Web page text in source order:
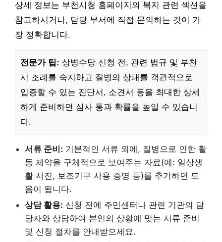
상세 정보는 부천시청 홈페이지의 복지 관련 섹션을
참고하시거나, 담당 부서에 직접 문의하는 것이 가
장 정확합니다.
전문가 팁: 상병수당 신청 전, 관련 법규 및 부천
시 조례를 숙지하고 질병의 상태를 객관적으로
입증할 수 있는 진단서, 소견서 등을 최대한 상세
하게 준비하면 심사 통과 확률을 높일 수 있습니
다.
서류 준비: 기본적인 서류 외에, 질병으로 인한 활
동 제약을 구체적으로 보여주는 자료(예: 일상생
활 사진, 보조기구 사용 증명 등)를 추가하면 도
움이 됩니다.
상담 활용: 신청 전에 주민센터나 관련 기관의 담
당자와 상담하여 본인의 상황에 맞는 서류 준비
및 신청 절차를 안내받으세요.